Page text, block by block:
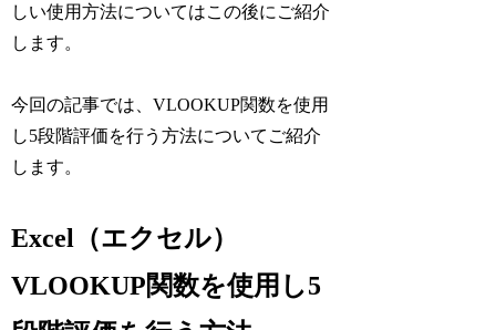
しい使用方法についてはこの後にご紹介
します。
今回の記事では、VLOOKUP関数を使用
し5段階評価を行う方法についてご紹介
します。
Excel（エクセル）
VLOOKUP関数を使用し5